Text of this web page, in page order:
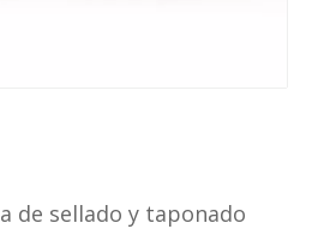
de sellado y taponado